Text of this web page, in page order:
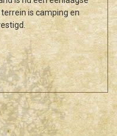
is camping en